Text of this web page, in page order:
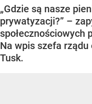
„Gdzie są nasze
prywatyzacji?” –
społecznościowych
Na wpis szefa rządu
Tusk.